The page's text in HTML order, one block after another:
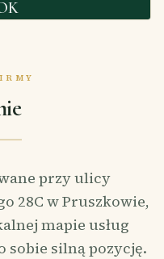
przy ulicy
28C w Pruszkowie,
mapie usług
sobie silną pozycję.